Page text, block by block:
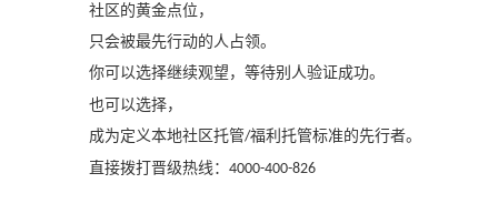
社区的黄金点位，
只会被最先行动的人占领。
你可以选择继续观望，等待别人验证成功。
也可以选择，
成为定义本地社区托管/福利托管标准的先行者。
直接拨打晋级热线： 4000-400-826